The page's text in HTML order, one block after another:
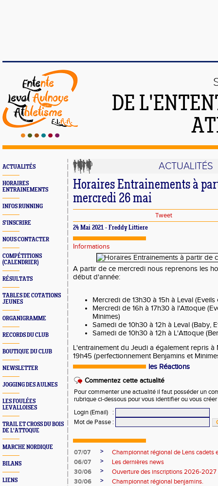
DE
ACTUALITÉS
HORAIRES
ENTRAINEMENTS
INFOS RUNNING
S'INSCRIRE
NOUS CONTACTER
COMPÉTITIONS
(CALENDRIER)
RÉSULTATS
TABLES DE COTATIONS
JEUNES
ORGANIGRAMME
RECORDS DU CLUB
BOUTIQUE DU CLUB
NEWSLETTER
JOGGING DES AULNES
LES FOULÉES
LEVALLOISES
TRAIL ET CROSS DU BOIS
DE L'ATTOQUE
MARCHE NORDIQUE
BILANS
LIENS
ACTUALITÉS
Horaires Entrainements à
mercredi 26 mai
Tweet
24 Mai 2021 - Freddy Littiere
Informations
A partir de ce mercredi nous reprenons les
début d'année:
Mercredi de 13h30 à 15h à Leval (Eveils
Mercredi de 16h à 17h30 à l'Attoque
Minimes)
Samedi de 10h30 à 12h à Leval (Baby,
Samedi de 10h30 à 12h à L'Attoque
L'entrainement du Jeudi a également repris à
19h45 (perfectionnement Benjamins et
les Réactions
Commentez cette actualité
Pour commenter une actualité il faut posséder un
rubrique ci-dessous pour vous identifier ou vous
Login (Email)
:
Mot de Passe :
07/07 >
Championnat régional de Lens cadets
06/07
>
Les dernières news
30/06
>
Ouverture des inscriptions 2026-2027
30/06
>
Championnat régional benjamins.